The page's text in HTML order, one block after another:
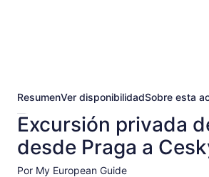
ResumenVer disponibilidadSobre esta
Excursión privada
desde Praga a
Por My European Guide